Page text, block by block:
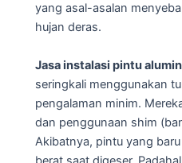
yang asal-asalan
hujan deras.
Jasa instalasi pintu
seringkali menggunakan
pengalaman minim.
dan penggunaan shim
Akibatnya, pintu yang